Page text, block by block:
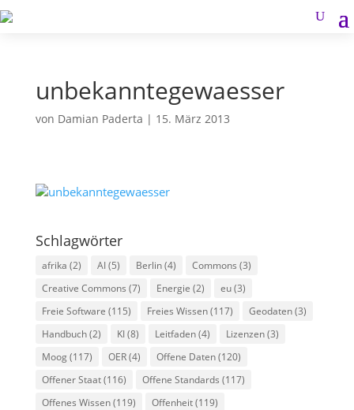
unbekanntegewaesser
von Damian Paderta | 15. März 2013
Schlagwörter
afrika (2) AI(5) Berlin(4) Commons (3)
Creative Commons (7) Energie (2) eu(3)
Freie Software (115) Freies Wissen(117) Geodaten(3)
Handbuch(2) KI(8) Leitfaden(4) Lizenzen(3)
Moog(117) OER(4) Offene Daten(120)
Offener Staat(116) Offene Standards (117)
Offenes Wissen(119) Offenheit(119)